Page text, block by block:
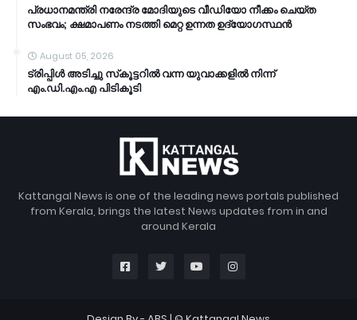
പ്രധാനമന്ത്രി നരേന്ദ്ര മോദിയുടെ വീഡിയോ നീക്കം ചെയ്ത
സംഭവം; ക്ഷമാപണം നടത്തി മെറ്റ ഉന്നത ഉദ്യോഗസ്ഥന്‍
August 05, 2026
ട്രിപ്പിള്‍ അടിച്ചു സ്‌കൂട്ടറില്‍ വന്ന യുവാക്കളില്‍ നിന്ന്
എം.ഡി.എം.എ പിടികൂടി
Kattangal News is one of the leading news portals published
from Kerala, brings the latest News updates from in and
around Kerala